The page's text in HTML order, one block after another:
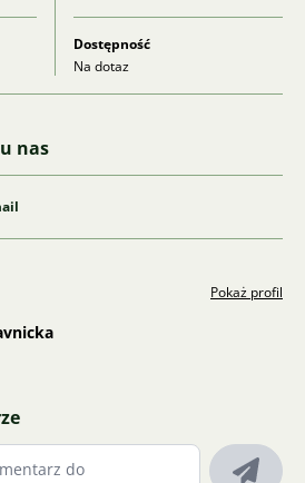
Dostępność
Na dotaz
nas
Pokaż profil